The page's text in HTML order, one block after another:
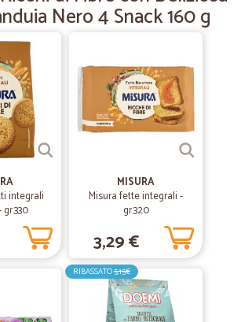
Nero 4 Snack 160 g
integrali
MISURA
Misura fette integrali -
gr.320
3,29 €
RIBASSATO5,15€